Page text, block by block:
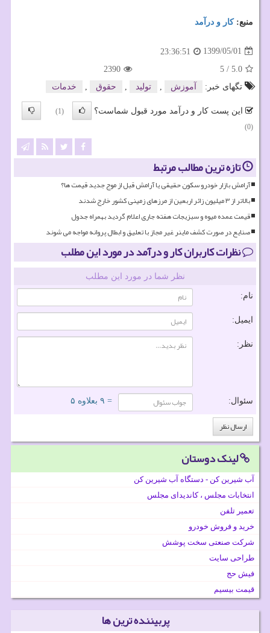
منبع:كار و درآمد
1399/05/01
23:36:51
5.0
/
5
2390
تگهای خبر:
آموزش , تولید , حقوق , خدمات
این پست کار و درآمد مورد قبول شماست؟
(1)
(0)
تازه ترین مطالب مرتبط
آرامش بازار خودرو سکون حقیقی یا آرامش قبل از موج جدید قیمت ها؟
بالاتر از ۳ میلیون زائر اربعین از مرزهای زمینی کشور خارج شدند
قیمت عمده میوه و سبزیجات هفته جاری اعلام گردید بهمراه جدول
صنایع در صورت کشف ماینر غیر مجاز با تعلیق و ابطال پروانه مواجه می شوند
نظرات کاربران کار و درآمد در مورد این مطلب
نظر شما در مورد این مطلب
نام:
ایمیل:
نظر:
سئوال: = ۹ بعلاوه ۵
لینک دوستان
آب شیرین کن - دستگاه آب شیرین کن
انتخابات مجلس ، کاندیدای مجلس
تعمیر تلفن
خرید و فروش خودرو
شرکت صنعتی سخت پوشش
طراحی سایت
فیش حج
قیمت بیسیم
پربیننده ترین ها